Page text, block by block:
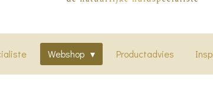
Webshop Productadvies